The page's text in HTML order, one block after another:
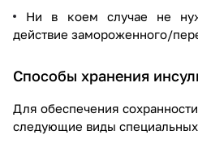
Ни в коем случае не
действие замороженного/
Способы хранения
Для обеспечения
следующие виды